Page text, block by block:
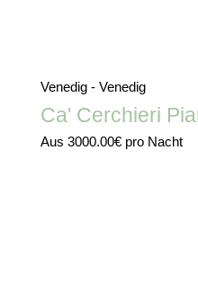
Venedig - Venedig
Ca' Cerchieri
Aus 3000.00€ pro Nacht